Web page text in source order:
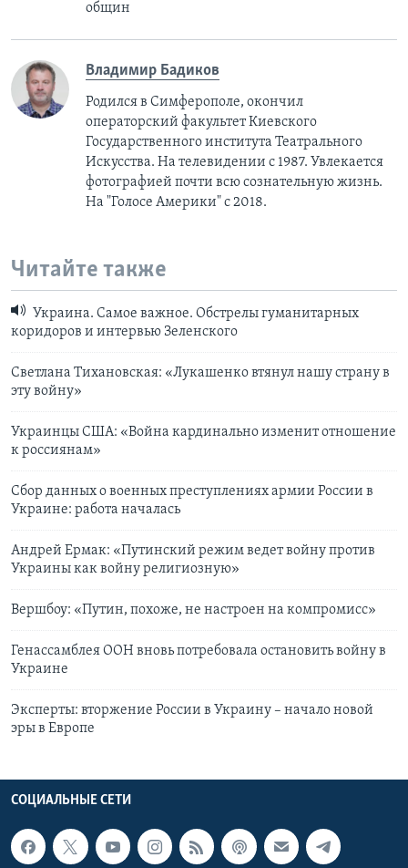
общин
Владимир Бадиков
Родился в Симферополе, окончил
операторский факультет Киевского
Государственного института Театрального
Искусства. На телевидении с 1987. Увлекается
фотографией почти всю сознательную жизнь.
На "Голосе Америки" с 2018.
Читайте также
Украина. Самое важное. Обстрелы гуманитарных
коридоров и интервью Зеленского
Светлана Тихановская: «Лукашенко втянул нашу страну в
эту войну»
Украинцы США: «Война кардинально изменит отношение
к россиянам»
Сбор данных о военных преступлениях армии России в
Украине: работа началась
Андрей Ермак: «Путинский режим ведет войну против
Украины как войну религиозную»
Вершбоу: «Путин, похоже, не настроен на компромисс»
Генассамблея ООН вновь потребовала остановить войну в
Украине
Эксперты: вторжение России в Украину – начало новой
эры в Европе
СОЦИАЛЬНЫЕ СЕТИ